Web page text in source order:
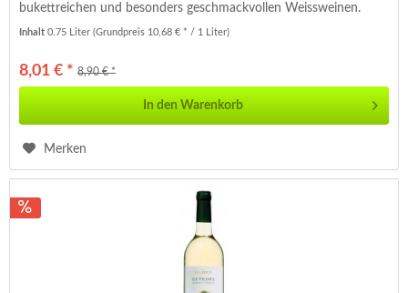
bukettreichen und besonders geschmackvollen Weissweinen.
Sein...
Inhalt0.75 Liter(Grundpreis 10,68 € * / 1 Liter)
8,01 € * 8,90 € *
In den Warenkorb
Merken